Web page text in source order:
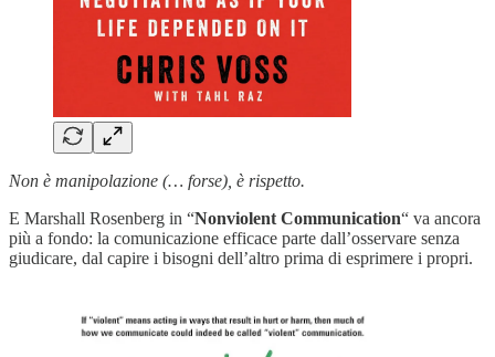
Non è manipolazione (… forse), è rispetto.
E Marshall Rosenberg in “Nonviolent Communication“ va ancora
più a fondo: la comunicazione efficace parte dall’osservare senza
giudicare, dal capire i bisogni dell’altro prima di esprimere i propri.